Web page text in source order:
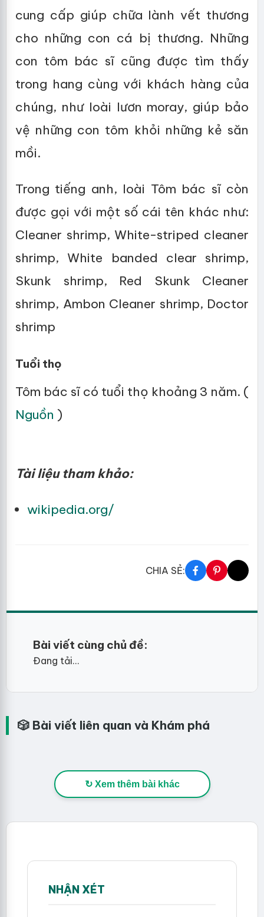
cung cấp giúp chữa lành vết thương
cho những con cá bị thương. Những
con tôm bác sĩ cũng được tìm thấy
trong hang cùng với khách hàng của
chúng, như loài lươn moray, giúp bảo
vệ những con tôm khỏi những kẻ săn
mồi.
Trong tiếng anh, loài Tôm bác sĩ còn
được gọi với một số cái tên khác như:
Cleaner shrimp, White-striped cleaner
shrimp, White banded clear shrimp,
Skunk shrimp, Red Skunk Cleaner
shrimp, Ambon Cleaner shrimp, Doctor
shrimp
Tuổi thọ
Tôm bác sĩ có tuổi thọ khoảng 3 năm. (
Nguồn )
Tài liệu tham khảo:
wikipedia.org/
CHIA SẺ:
Bài viết cùng chủ đề:
Đang tải...
🎲 Bài viết liên quan và Khám phá
↻ Xem thêm bài khác
NHẬN XÉT